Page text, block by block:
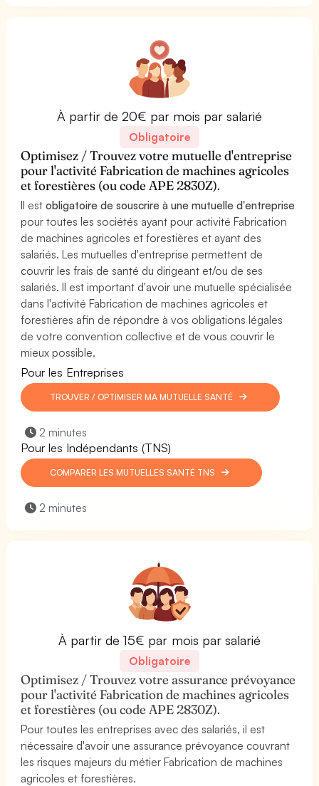
À partir de 20€ par mois par salarié
Obligatoire
Optimisez / Trouvez votre mutuelle d'entreprise
pour l'activité Fabrication de machines agricoles
et forestières (ou code APE 2830Z).
Il estobligatoire de souscrire à une mutuelle d'entreprise
pour toutes les sociétés ayant pour activité Fabrication
de machines agricoles et forestières et ayant des
salariés. Les mutuelles d'entreprise permettent de
couvrir les frais de santé du dirigeant et/ou de ses
salariés. Il est important d'avoir une mutuelle spécialisée
dans l'activité Fabrication de machines agricoles et
forestières afin de répondre à vos obligations légales
de votre convention collective et de vous couvrir le
mieux possible.
Pour les Entreprises
TROUVER / OPTIMISER MA MUTUELLE SANTÉ
2 minutes
Pour les Indépendants (TNS)
COMPARER LES MUTUELLES SANTÉ TNS
2 minutes
À partir de 15€ par mois par salarié
Obligatoire
Optimisez / Trouvez votre assurance prévoyance
pour l'activité Fabrication de machines agricoles
et forestières (ou code APE 2830Z).
Pour toutes les entreprises avec des salariés, il est
nécessaire d'avoir une assurance prévoyance couvrant
les risques majeurs du métier Fabrication de machines
agricoles et forestières.